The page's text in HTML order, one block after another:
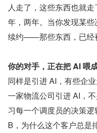
人走了，这些东西也就
年，两年。当你发现某
续约——那些东西，已经
你的对手，正在把 AI 喂
同样是引进 AI，有些企业
一家物流公司引进 AI，
习每一个调度员的决策
B，为什么这个客户总是